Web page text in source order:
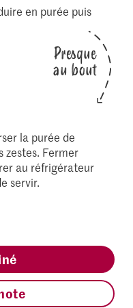
en purée puis
Presque
au bout
la purée de
zestes. Fermer
au réfrigérateur
servir.